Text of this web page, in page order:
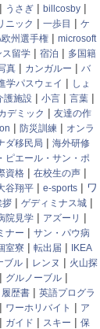
| うさぎ | billcosby |
ニック | 一歩目 | ケ
欧州選手権 | microsoft
ス留学 | 宿泊 | 多国籍
真 | カンガルー | バ
学パスウェイ | しょ
護施設 | 小言 | 言葉 |
デミック | 友達の作
| 防災訓練 | オンラ
ダ移民局 | 海外研修
ピエール・サン・ポ
資格 | 在校生の声 |
谷翔平 | e-sports | ワ
拶 | ゲディミナス城 |
院見学 | アズーリ |
ナー | サン・パウ病
室寮 | 転出届 | IKEA
ブル | レンヌ | 火山探
| グルノーブル |
履歴書 | 英語プログラ
| ワーホリバイト | ア
| ガイド | スキー | 保